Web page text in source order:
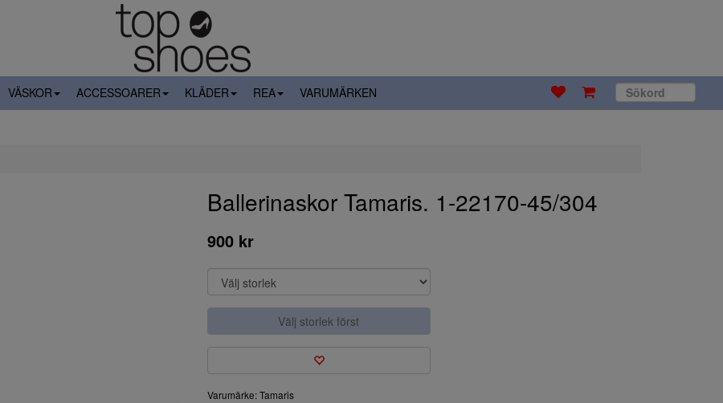
VÄSKOR ACCESSOARER KLÄDER REA VARUMÄRKEN
Ballerinaskor Tamaris. 1-22170-45/304
900 kr
Välj storlek först
Varumärke: Tamaris